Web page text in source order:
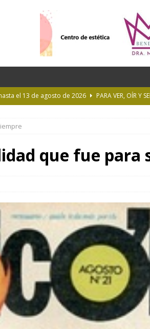
el 13 de agosto de 2026
PARA VER, OÍR Y
tormenta a casi 10 mil metros de altura
entregó escrituras en Almirante Brown
la UNLP
que fue para